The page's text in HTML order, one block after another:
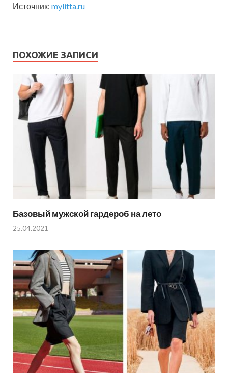
Источник: mylitta.ru
ПОХОЖИЕ ЗАПИСИ
Базовый мужской гардероб на лето
25.04.2021